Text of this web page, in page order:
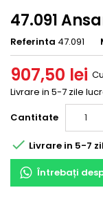
47.091
Referinta 47.091
907,50 lei
Livrare in 5-7 zile
Cantitate
 Livrare in 5-7
Întrebați